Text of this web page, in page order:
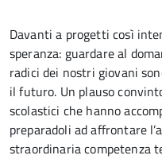
Davanti a progetti così
speranza: guardare al
radici dei nostri giovani
il futuro. Un plauso
scolastici che hanno
preparadoli ad affrontare
straordinaria competenza